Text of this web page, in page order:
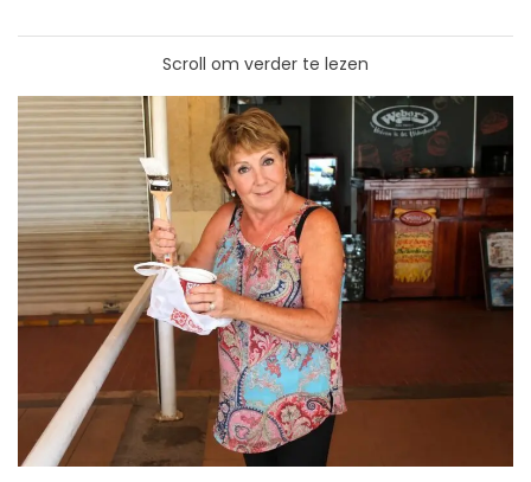
Scroll om verder te lezen